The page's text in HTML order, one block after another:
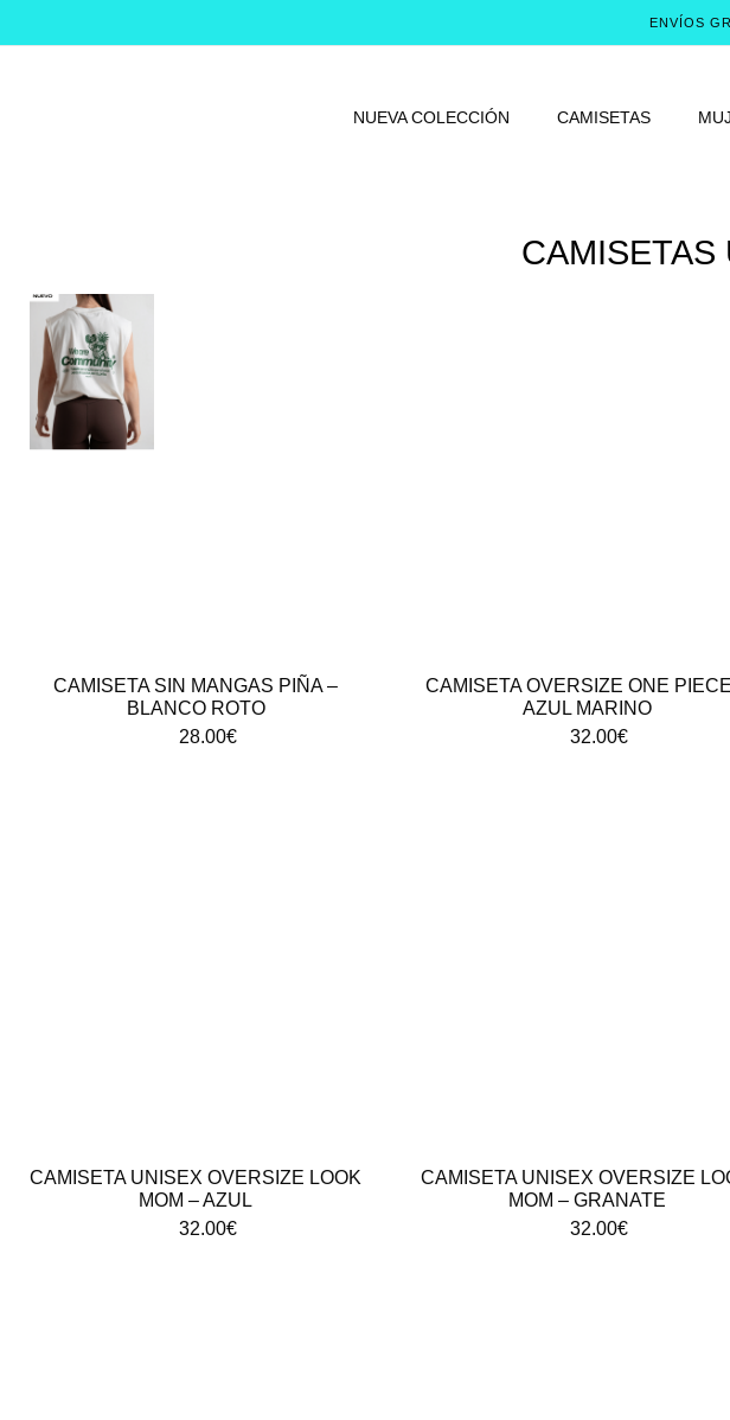
ENVÍOS
NUEVA COLECCIÓN CAMISETAS
CAMISETAS
CAMISETA SIN MANGAS PIÑA –
BLANCO ROTO
28.00€
CAMISETA OVERSIZE ONE
AZUL MARINO
32.00€
CAMISETA UNISEX OVERSIZE LOOK
MOM – AZUL
32.00€
CAMISETA UNISEX OVERSIZE
MOM – GRANATE
32.00€